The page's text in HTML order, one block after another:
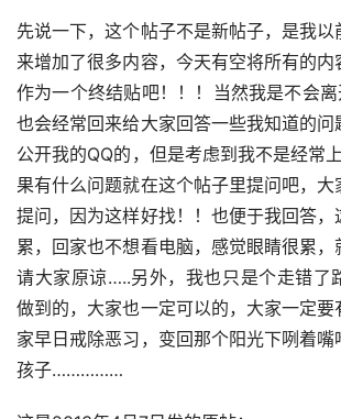
先说一下，这个帖子不是新帖子，是我
来增加了很多内容，今天有空将所有的内
作为一个终结贴吧！！！当然我是不会离
也会经常回来给大家回答一些我知道的问
公开我的QQ的，但是考虑到我不是经常
果有什么问题就在这个帖子里提问吧，
提问，因为这样好找！！也便于我回答，
累，回家也不想看电脑，感觉眼睛很累，
请大家原谅…..另外，我也只是个走错了
做到的，大家也一定可以的，大家一定要
家早日戒除恶习，变回那个阳光下咧着
孩子……………